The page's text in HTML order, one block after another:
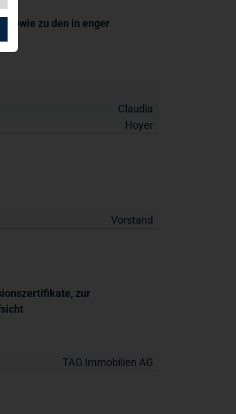
sowie zu den in enger
Claudia
Hoyer
Vorstand
zur
TAG Immobilien AG